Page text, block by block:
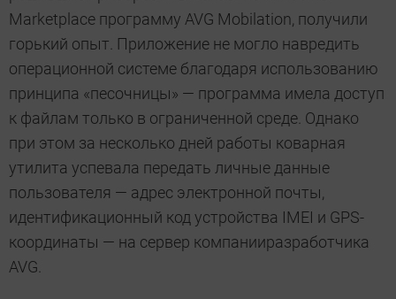
Marketplace программу AVG Mobilation, получили
горький опыт. Приложение не могло навредить
операционной системе благодаря использованию
принципа «песочницы» — программа имела доступ
к файлам только в ограниченной среде. Однако
при этом за несколько дней работы коварная
утилита успевала передать личные данные
пользователя — адрес электронной почты,
идентификационный код устройства IMEI и GPS-
координаты — на сервер компанииразработчика
AVG.